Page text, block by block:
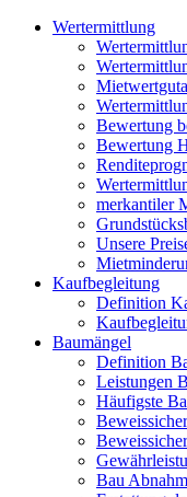
Wertermittlung
Bewertung
Bewertung
merkantiler
Unsere
Kaufbegleitung
Definition
Baumängel
Definition
Leistungen
Häufigste
Bau